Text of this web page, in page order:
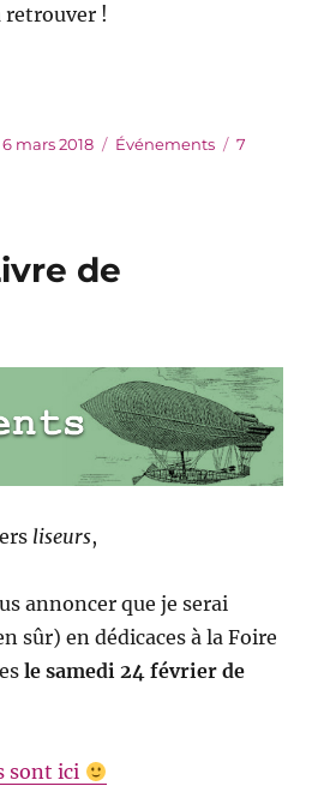
retrouver !
Publié
6 mars 2018 Catégories
Événements
7
de
liseurs,
annoncer que je serai
sûr) en dédicaces à la Foire
le samedi 24 février de
sont ici